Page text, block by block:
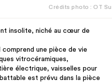
Crédits photo : OT
insolite, niché au cœur de
comprend une pièce de vie
vitrocéramiques,
électrique, vaisselles pour
est prévu dans la pièce